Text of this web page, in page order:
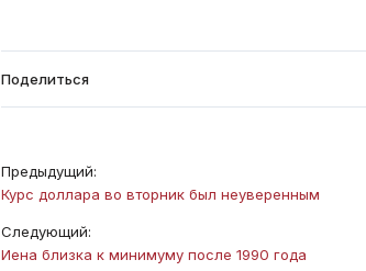
Поделиться
Предыдущий:
Курс доллара во вторник был неуверенным
Следующий:
Иена близка к минимуму после 1990 года